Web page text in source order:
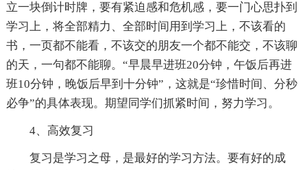
立一块倒计时牌，要有紧迫感和危机感，要一门心思扑到
学习上，将全部精力、全部时间用到学习上，不该看的
书，一页都不能看，不该交的朋友一个都不能交，不该聊
的天，一句都不能聊。“早晨早进班20分钟，午饭后再进
班10分钟，晚饭后早到十分钟”，这就是“珍惜时间、分秒
必争”的具体表现。期望同学们抓紧时间，努力学习。
4、高效复习
复习是学习之母，是最好的学习方法。要有好的成